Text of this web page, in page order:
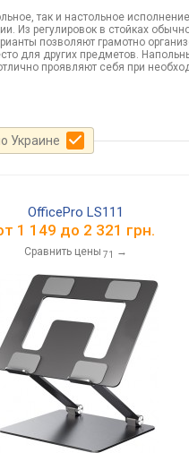
так и настольное
Из регулировок в стойках
позволяют грамотно
для других предметов.
проявляют себя при
Украине
OfficePro LS111
1 149 до 2 321 грн.
Сравнить цены 71 →